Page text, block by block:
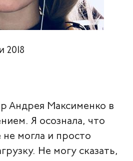
Андрея Максименко в
Я осознала, что
могла и просто
Не могу сказать,